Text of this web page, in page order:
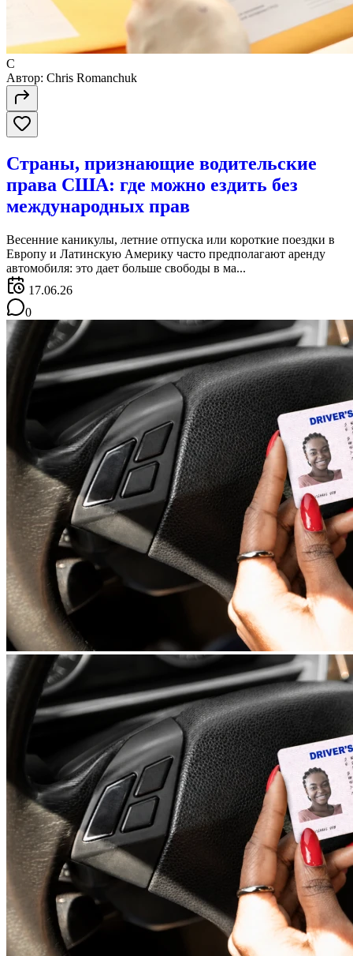
C
Автор: Chris Romanchuk
Страны, признающие водительские
права США: где можно ездить без
международных прав
Весенние каникулы, летние отпуска или короткие поездки в
Европу и Латинскую Америку часто предполагают аренду
автомобиля: это дает больше свободы в ма...
17.06.26
0